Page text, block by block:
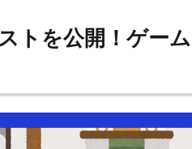
トを公開！ゲー